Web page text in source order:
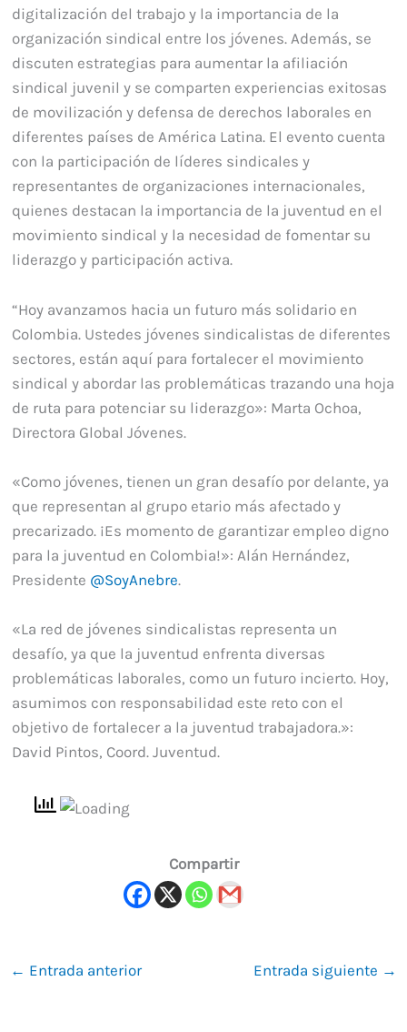
digitalización del trabajo y la importancia de la
organización sindical entre los jóvenes. Además, se
discuten estrategias para aumentar la afiliación
sindical juvenil y se comparten experiencias exitosas
de movilización y defensa de derechos laborales en
diferentes países de América Latina. El evento cuenta
con la participación de líderes sindicales y
representantes de organizaciones internacionales,
quienes destacan la importancia de la juventud en el
movimiento sindical y la necesidad de fomentar su
liderazgo y participación activa.
“Hoy avanzamos hacia un futuro más solidario en
Colombia. Ustedes jóvenes sindicalistas de diferentes
sectores, están aquí para fortalecer el movimiento
sindical y abordar las problemáticas trazando una hoja
de ruta para potenciar su liderazgo»: Marta Ochoa,
Directora Global Jóvenes.
«Como jóvenes, tienen un gran desafío por delante, ya
que representan al grupo etario más afectado y
precarizado. ¡Es momento de garantizar empleo digno
para la juventud en Colombia!»: Alán Hernández,
Presidente @SoyAnebre.
«La red de jóvenes sindicalistas representa un
desafío, ya que la juventud enfrenta diversas
problemáticas laborales, como un futuro incierto. Hoy,
asumimos con responsabilidad este reto con el
objetivo de fortalecer a la juventud trabajadora.»:
David Pintos, Coord. Juventud.
Compartir
← Entrada anterior Entrada siguiente →